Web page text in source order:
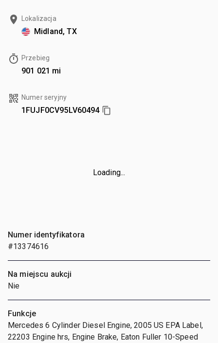
Lokalizacja
Midland, TX
Przebieg
901 021 mi
Numer seryjny
1FUJF0CV95LV60494
Loading...
Numer identyfikatora
#13374616
Na miejscu aukcji
Nie
Funkcje
Mercedes 6 Cylinder Diesel Engine, 2005 US EPA Label,
22203 Engine hrs, Engine Brake, Eaton Fuller 10-Speed